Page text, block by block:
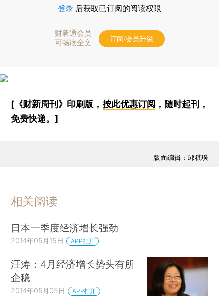
登录 后获取已订阅的阅读权限
财新通会员
可畅读全文
订阅/会员升级
[《财新周刊》印刷版， 按此优惠订阅 ，随时起刊，
免费快递。]
版面编辑：邱祺璞
相关阅读
日本一季度经济增长强劲
2014年05月15日 APP打开
汪涛：4月经济增长势头有所
企稳
2014年05月05日 APP打开